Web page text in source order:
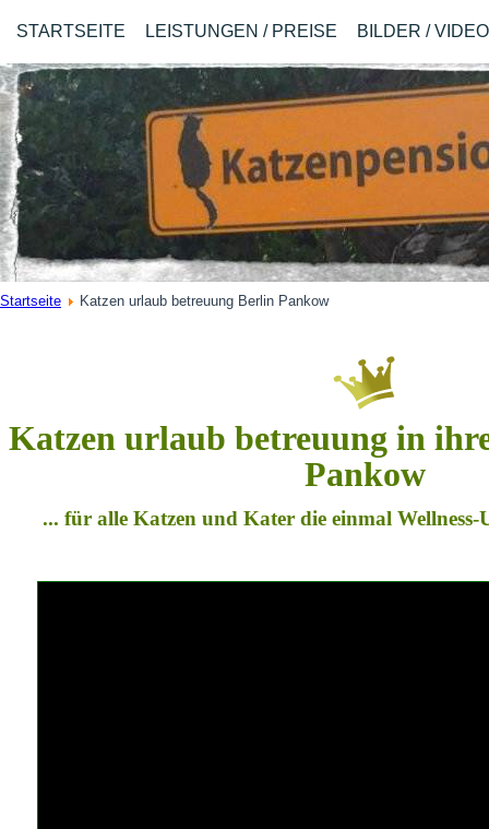
STARTSEITE LEISTUNGEN / PREISE BILDER /
Startseite Katzen urlaub betreuung Berlin Pankow
Katzen urlaub betreuung in
Pankow
... für alle Katzen und Kater die einmal